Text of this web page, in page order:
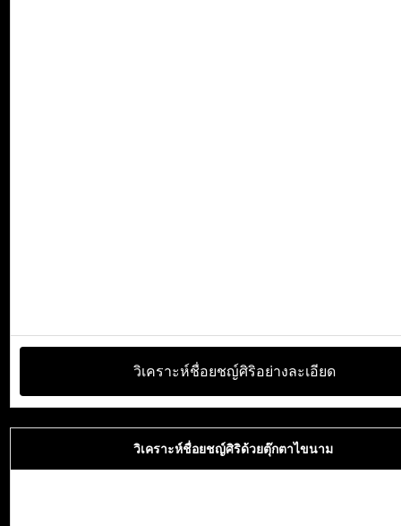
วิเคราะห์ชื่อยชญ์ศิริอย่างละเอียด
วิเคราะห์ชื่อยชญ์ศิริด้วยตุ๊กตาไขนาม